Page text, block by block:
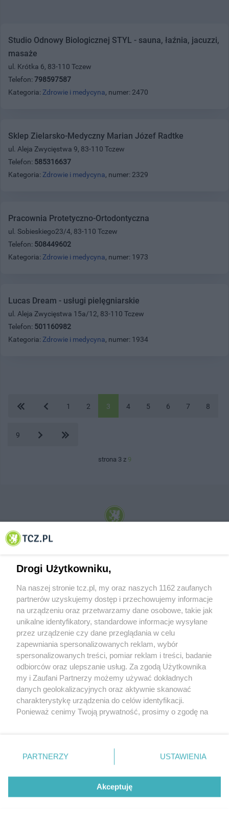
Studio Odnowy Biologicznej STYL - sauna, łaźnia, jacuzzi,
masaże
ul. Krótka 6, 83-110 Tczew
Telefon: 798597587
Kategoria: Zdrowie i medycyna, numer: 2470
Sklep Zielarsko-Medyczny Marian Józef Radtke
ul. Aleja Zwycięstwa 9, 83-110 Tczew
Telefon: 585316637
Kategoria: Zdrowie i medycyna, numer: 2329
Pracownia Protetyczno-Ortodontyczna
ul. Sobieskiego23/4, 83-110 Tczew
Telefon: 508449602
Kategoria: Zdrowie i medycyna, numer: 1973
Lucas Dream - usługi pielęgniarskie
ul. Aleja Zwycięstwa 15a/12, 83-110 Tczew
Telefon: 501160982
Kategoria: Zdrowie i medycyna, numer: 1934
1 2 3 4 5 6 7 8
9
strona 3 z 9
© 2001-2026 Tczew - TCZ.PL Sp. z o.o. Internetowy Serwis Informacyjny Miasta
O FIRMIE POLITYKA PRYWATNOŚCI HOSTING
REKLAMA WSPÓŁPRACA RSS FACEBOOK KONTAKT
Nasze serwisy
Aktualności
Tcz24
Historia miasta
Muzyka i kultura
Archiwum wydarzeń
Zdjęcia miasta
Drogi Użytkowniku,
Na naszej stronie tcz.pl, my oraz naszych 1162 zaufanych
partnerów uzyskujemy dostęp i przechowujemy informacje
na urządzeniu oraz przetwarzamy dane osobowe, takie jak
unikalne identyfikatory, standardowe informacje wysyłane
przez urządzenie czy dane przeglądania w celu
zapewniania spersonalizowanych reklam, wybór
spersonalizowanych treści, pomiar reklam i treści, badanie
odbiorców oraz ulepszanie usług. Za zgodą Użytkownika
my i Zaufani Partnerzy możemy używać dokładnych
danych geolokalizacyjnych oraz aktywnie skanować
charakterystykę urządzenia do celów identyfikacji.
Ponieważ cenimy Twoją prywatność, prosimy o zgodę na
znajdujący się w lewym dolnym rogu strony
. Niektóre
przetwarzaniu. Preferencje będą miały zastosowania tylko
PARTNERZY USTAWIENIA
Akceptuję